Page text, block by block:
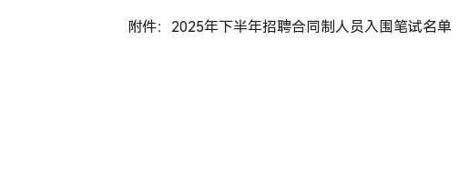
附件： 2025年下半年招聘合同制人员入围笔试名单